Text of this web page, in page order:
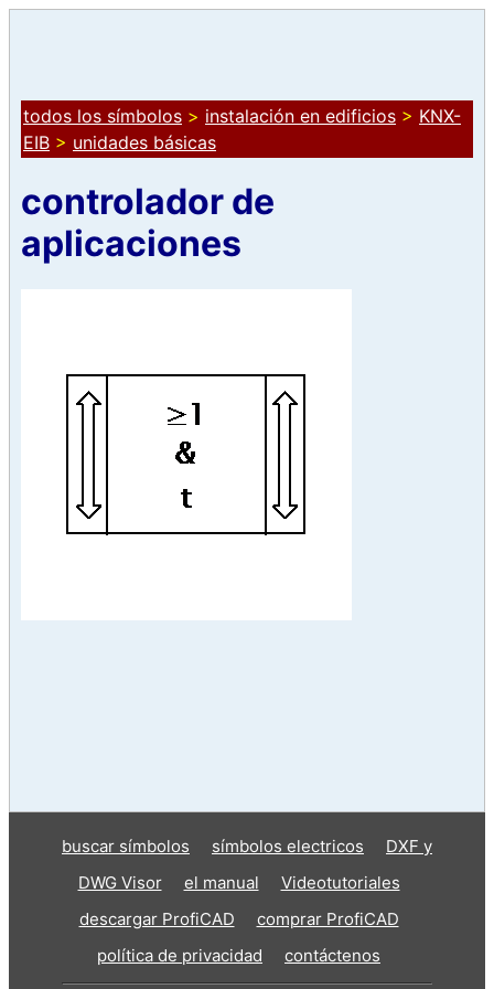
todos los símbolos > instalación en edificios > KNX-
EIB > unidades básicas
controlador de
aplicaciones
buscar símbolos símbolos electricos
DXF y
DWG Visor
el manual
Videotutoriales
descargar ProfiCAD
comprar ProfiCAD
política de privacidad
contáctenos